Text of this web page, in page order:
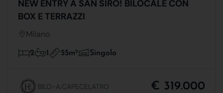
NEW ENTRY A SAN SIRO! BILOCALE CON
BOX E TERRAZZI
Milano
2 1 55m2 Singolo
BILO-A.CAPECELATRO € 319.000